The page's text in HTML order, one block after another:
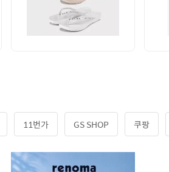
11번가 GS SHOP 쿠팡